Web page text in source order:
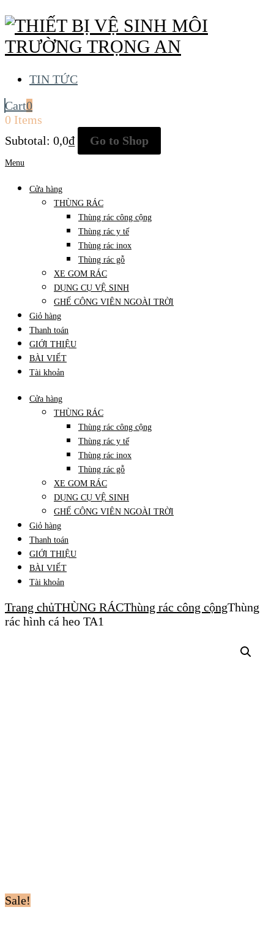
TIN TỨC
Cart0
0 Items
Subtotal: 0,0₫ Go to Shop
Menu
Cửa hàng
THÙNG RÁC
Thùng rác công cộng
Thùng rác y tế
Thùng rác inox
Thùng rác gỗ
XE GOM RÁC
DỤNG CỤ VỆ SINH
GHẾ CÔNG VIÊN NGOÀI TRỜI
Giỏ hàng
Thanh toán
GIỚI THIỆU
BÀI VIẾT
Tài khoản
Cửa hàng
THÙNG RÁC
Thùng rác công cộng
Thùng rác y tế
Thùng rác inox
Thùng rác gỗ
XE GOM RÁC
DỤNG CỤ VỆ SINH
GHẾ CÔNG VIÊN NGOÀI TRỜI
Giỏ hàng
Thanh toán
GIỚI THIỆU
BÀI VIẾT
Tài khoản
Trang chủTHÙNG RÁCThùng rác công cộngThùng
rác hình cá heo TA1
Sale!